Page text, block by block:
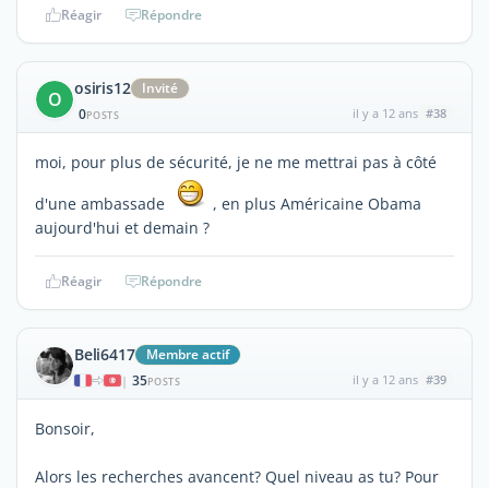
Réagir Répondre
O osiris12
Invité
0POSTS il y a 12 ans #38
moi, pour plus de sécurité, je ne me mettrai pas à côté
d'une ambassade
, en plus Américaine Obama
aujourd'hui et demain ?
Réagir Répondre
Beli6417 Membre actif
| 35POSTS il y a 12 ans #39
Bonsoir,
Alors les recherches avancent? Quel niveau as tu? Pour